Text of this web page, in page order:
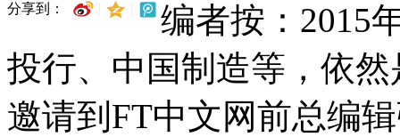
分享到：
编者按：2015
投行、中国制造等，依
邀请到FT中文网前总编